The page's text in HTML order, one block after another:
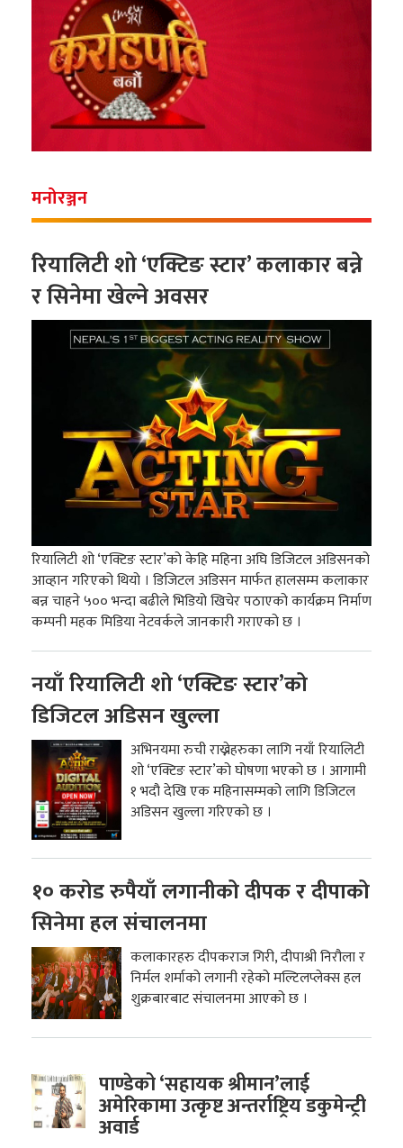
मनोरञ्जन
रियालिटी शो ‘एक्टिङ स्टार’ कलाकार बन्ने
र सिनेमा खेल्ने अवसर
रियालिटी शो ‘एक्टिङ स्टार’को केहि महिना अघि डिजिटल अडिसनको
आव्हान गरिएको थियो । डिजिटल अडिसन मार्फत हालसम्म कलाकार
बन्न चाहने ५०० भन्दा बढीले भिडियो खिचेर पठाएको कार्यक्रम निर्माण
कम्पनी महक मिडिया नेटवर्कले जानकारी गराएको छ ।
नयाँ रियालिटी शो ‘एक्टिङ स्टार’को
डिजिटल अडिसन खुल्ला
अभिनयमा रुची राख्नेहरुका लागि नयाँ रियालिटी
शो ‘एक्टिङ स्टार’को घोषणा भएको छ । आगामी
१ भदौ देखि एक महिनासम्मको लागि डिजिटल
अडिसन खुल्ला गरिएको छ ।
१० करोड रुपैयाँ लगानीको दीपक र दीपाको
सिनेमा हल संचालनमा
कलाकारहरु दीपकराज गिरी, दीपाश्री निरौला र
निर्मल शर्माको लगानी रहेको मल्टिलप्लेक्स हल
शुक्रबारबाट संचालनमा आएको छ ।
पाण्डेको ‘सहायक श्रीमान’लाई
अमेरिकामा उत्कृष्ट अन्तर्राष्ट्रिय डकुमेन्ट्री
अवार्ड